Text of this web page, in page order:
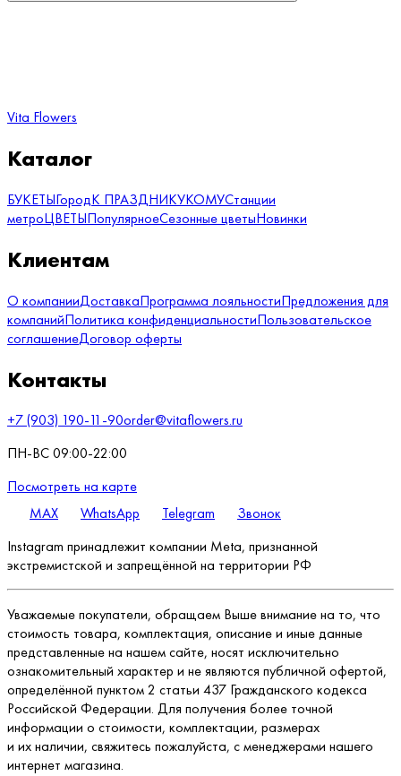
Vita Flowers
Каталог
БУКЕТЫГородК ПРАЗДНИКУКОМУСтанции
метроЦВЕТЫПопулярноеСезонные цветыНовинки
Клиентам
О компанииДоставкаПрограмма лояльностиПредложения для
компанийПолитика конфиденциальностиПользовательское
соглашениеДоговор оферты
Контакты
+7 (903) 190-11-90order@vitaflowers.ru
ПН-ВС 09:00-22:00
Посмотреть на карте
MAX
WhatsApp Telegram
Звонок
Instagram принадлежит компании Meta, признанной
экстремистской и запрещённой на территории РФ
Уважаемые покупатели, обращаем Выше внимание на то, что
стоимость товара, комплектация, описание и иные данные
представленные на нашем сайте, носят исключительно
ознакомительный характер и не являются публичной офертой,
определённой пунктом 2 статьи 437 Гражданского кодекса
Российской Федерации. Для получения более точной
информации о стоимости, комплектации, размерах
и их наличии, свяжитесь пожалуйста, с менеджерами нашего
интернет магазина.